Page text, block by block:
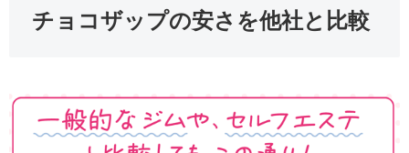
チョコザップの安さを他社と比較